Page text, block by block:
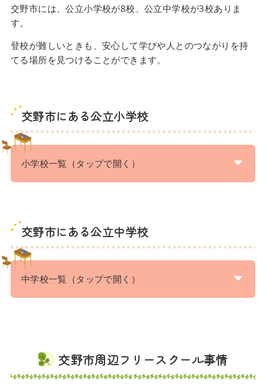
交野市には、公立小学校が8校、公立中学校が3校ありま
す。
登校が難しいときも、安心して学びや人とのつながりを持
てる場所を見つけることができます。
交野市にある公立小学校
小学校一覧（タップで開く）
交野市にある公立中学校
中学校一覧（タップで開く）
交野市周辺フリースクール事情